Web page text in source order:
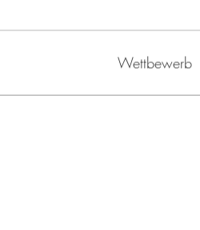
Wettbewerb